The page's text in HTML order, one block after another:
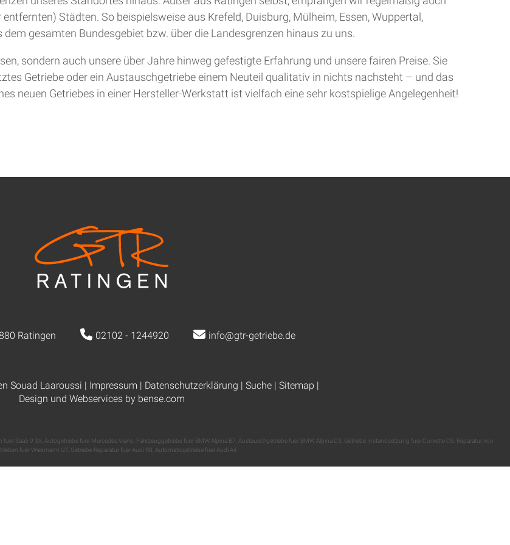
Städten. So beispielsweise aus Krefeld, Duisburg, Mülheim, Essen, Wuppertal,
gesamten Bundesgebiet bzw. über die Landesgrenzen hinaus zu uns.
sondern auch unsere über Jahre hinweg gefestigte Erfahrung und unsere fairen Preise. Sie
Getriebe oder ein Austauschgetriebe einem Neuteil qualitativ in nichts nachsteht – und das
neuen Getriebes in einer Hersteller-Werkstatt ist vielfach eine sehr kostspielige Angelegenheit!
Ratingen 02102 - 1244920 info@gtr-getriebe.de
Souad Laaroussi | Impressum | Datenschutzerklärung | Suche| Sitemap |
Design und Webservices by bense.com
fuer Saab 9 3X Autogetriebe fuer Mercedes Viano Fahrzeuggetriebe fuer BMW Alpina B7 Austauschgetriebe fuer BMW Alpina D3 Getriebe Instandsetzung fuer Corvette C6 Reparatur von
fuer Wiesmann GT
Getriebe Reparatur fuer Audi R8 Automaticgetriebe fuer Audi A4